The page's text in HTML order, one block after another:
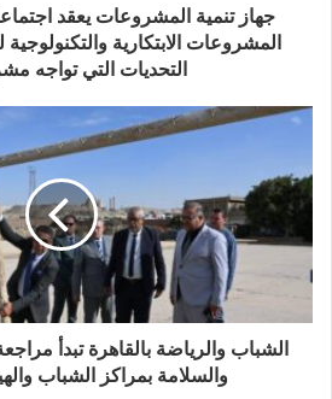
جهاز تنمية المشروعات يعقد
المشروعات الابتكارية
التحديات التي تواجه
الشباب والرياضة بالقاهرة تبدأ
والسلامة بمراكز الشباب